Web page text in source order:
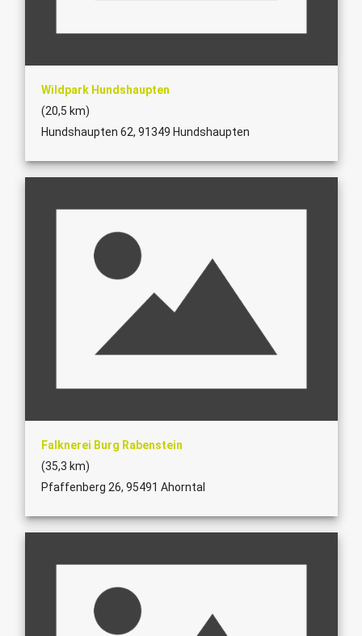
Wildpark Hundshaupten
(20,5 km)
Hundshaupten 62, 91349 Hundshaupten
Falknerei Burg Rabenstein
(35,3 km)
Pfaffenberg 26, 95491 Ahorntal